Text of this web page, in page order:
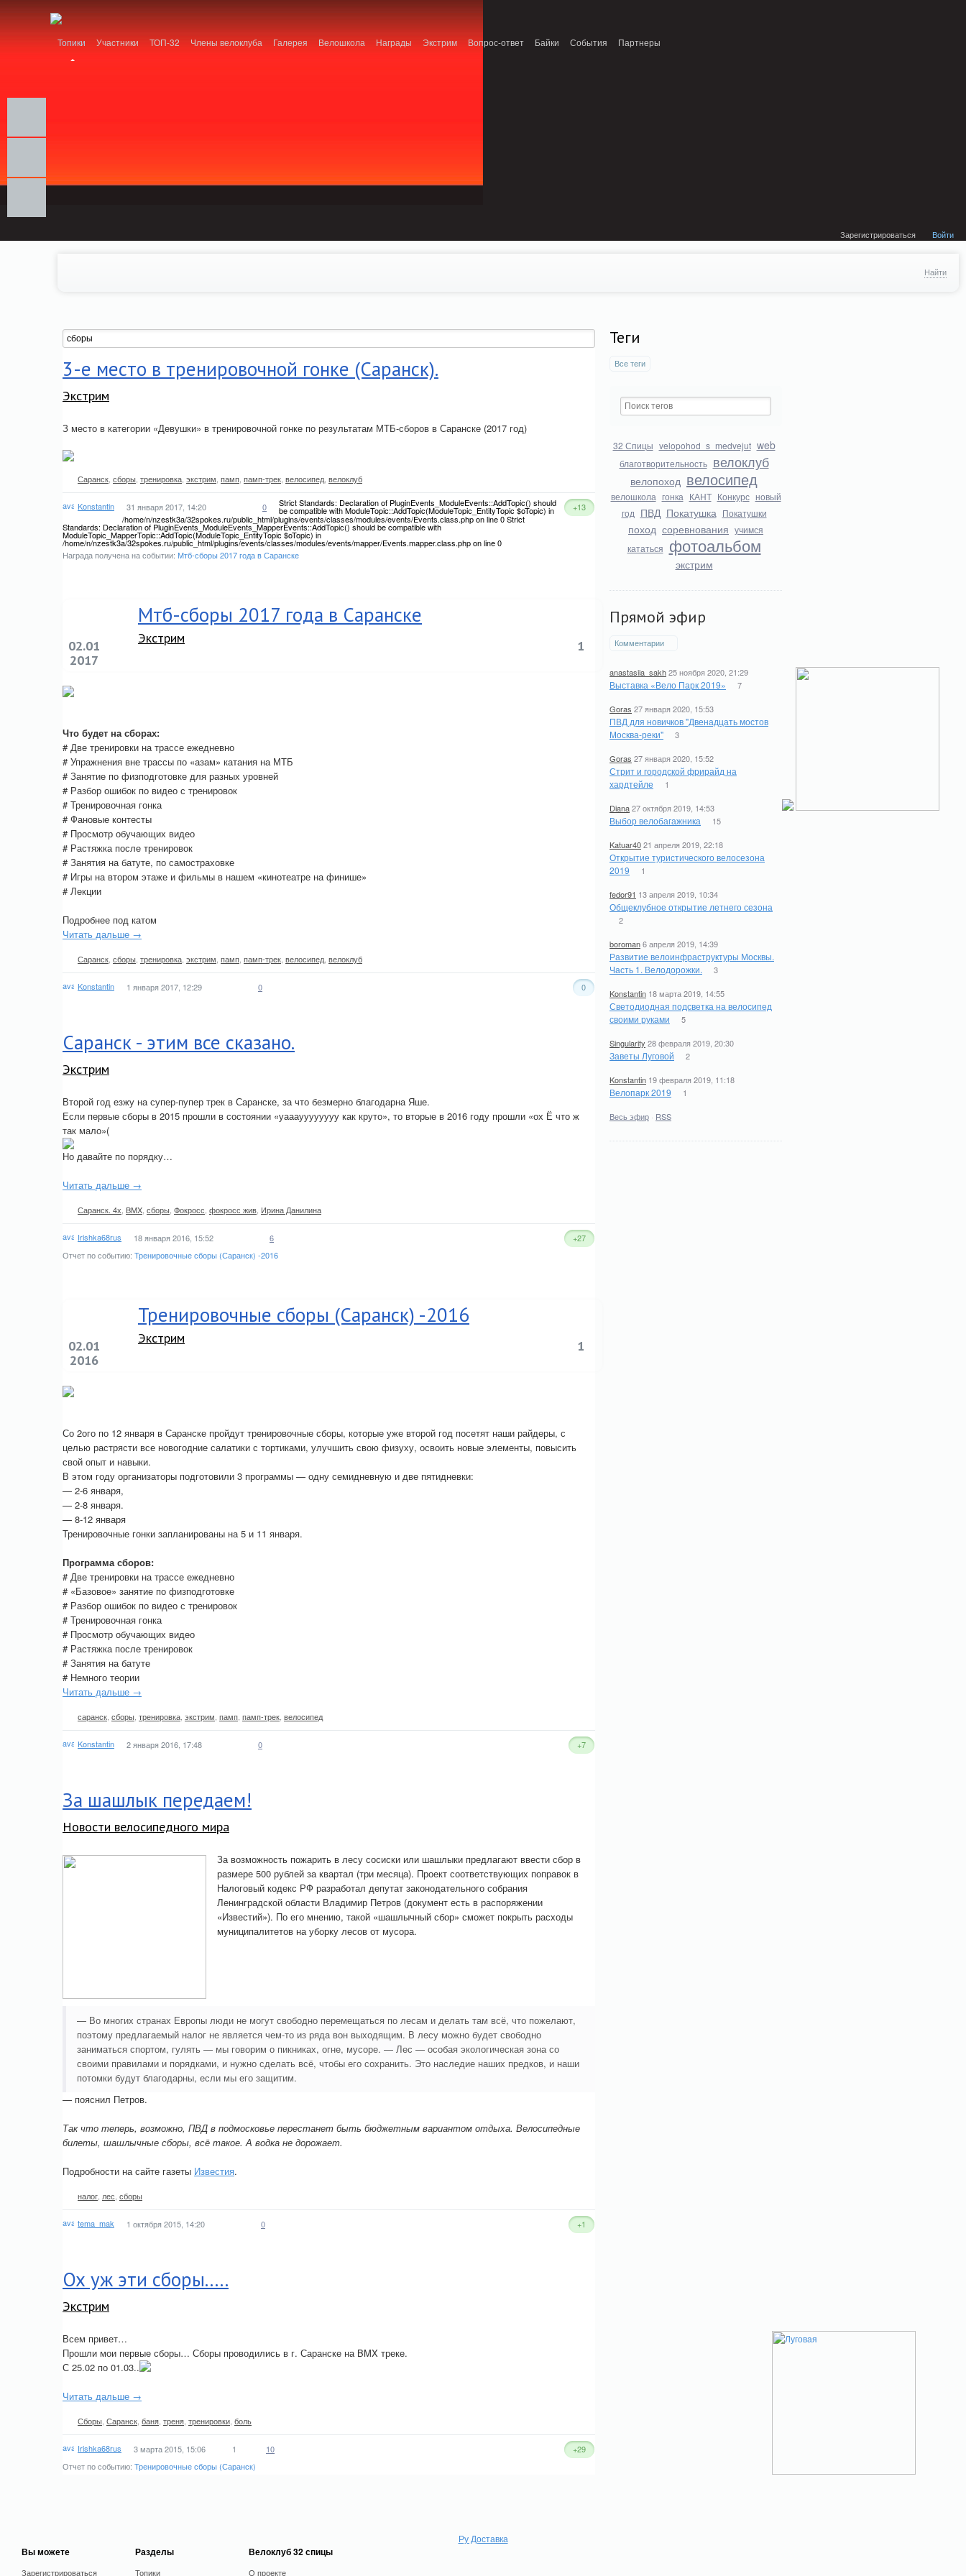
Топики Участники ТОП-32 Члены велоклуба Галерея Велошкола Награды Экстрим Вопрос-ответ Байки События Партнеры
Зарегистрироваться Войти
Найти
Теги
Все теги
32 Спицы velopohod_s_medvejut web
благотворительность велоклуб
велопоход велосипед
велошкола гонка КАНТ Конкурс новый
год ПВД Покатушка Покатушки
поход соревнования учимся
кататься фотоальбом
экстрим
Прямой эфир
Комментарии
anastasiia_sakh25 ноября 2020, 21:29
Выставка «Вело Парк 2019» 7
Goras 27 января 2020, 15:53
ПВД для новичков "Двенадцать мостов
Москва-реки"
3
Goras 27 января 2020, 15:52
Стрит и городской фрирайд на
хардтейле
1
Diana27 октября 2019, 14:53
Выбор велобагажника 15
Katuar4021 апреля 2019, 22:18
Открытие туристического велосезона
2019
1
fedor91 13 апреля 2019, 10:34
Общеклубное открытие летнего сезона
2
boroman6 апреля 2019, 14:39
Развитие велоинфраструктуры Москвы.
Часть 1. Велодорожки.
3
Konstantin 18 марта 2019, 14:55
Светодиодная подсветка на велосипед
своими руками
5
Singularity 28 февраля 2019, 20:30
Заветы Луговой 2
Konstantin 19 февраля 2019, 11:18
Велопарк 2019 1
Весь эфир · RSS
3-е место в тренировочной гонке (Саранск).
Экстрим
З место в категории «Девушки» в тренировочной гонке по результатам МТБ-сборов в Саранске (2017 год)
Саранск сборы тренировка экстрим памп памп-трек велосипед велоклуб
Konstantin 31 января 2017, 14:20 0 +13
Strict Standards: Declaration of PluginEvents_ModuleEvents::AddTopic() should
be compatible with ModuleTopic::AddTopic(ModuleTopic_EntityTopic $oTopic) in
/home/n/nzestk3a/32spokes.ru/public_html/plugins/events/classes/modules/events/Events.class.php on line 0 Strict
Standards: Declaration of PluginEvents_ModuleEvents_MapperEvents::AddTopic() should be compatible with
ModuleTopic_MapperTopic::AddTopic(ModuleTopic_EntityTopic $oTopic) in
/home/n/nzestk3a/32spokes.ru/public_html/plugins/events/classes/modules/events/mapper/Events.mapper.class.php on line 0
Награда получена на событии: Мтб-сборы 2017 года в Саранске
02.01
2017
Мтб-сборы 2017 года в Саранске
Экстрим 1
Что будет на сборах:
# Две тренировки на трассе ежедневно
# Упражнения вне трассы по «азам» катания на МТБ
# Занятие по физподготовке для разных уровней
# Разбор ошибок по видео с тренировок
# Тренировочная гонка
# Фановые контесты
# Просмотр обучающих видео
# Растяжка после тренировок
# Занятия на батуте, по самостраховке
# Игры на втором этаже и фильмы в нашем «кинотеатре на финише»
# Лекции
Подробнее под катом
Читать дальше →
Саранск сборы тренировка экстрим памп памп-трек велосипед велоклуб
Konstantin 1 января 2017, 12:29 0 0
Саранск - этим все сказано.
Экстрим
Второй год езжу на супер-пупер трек в Саранске, за что безмерно благодарна Яше.
Если первые сборы в 2015 прошли в состоянии «уааауууууууу как круто», то вторые в 2016 году прошли «ох Ё что ж
так мало»(
Но давайте по порядку…
Читать дальше →
Саранск. 4х BMX сборы Фокросс фокросс жив Ирина Данилина
Irishka68rus 18 января 2016, 15:52 6
+27
Отчет по событию: Тренировочные сборы (Саранск) -2016
02.01
2016
Тренировочные сборы (Саранск) -2016
Экстрим 1
Со 2ого по 12 января в Саранске пройдут тренировочные сборы, которые уже второй год посетят наши райдеры, с
целью растрясти все новогодние салатики с тортиками, улучшить свою физуху, освоить новые элементы, повысить
свой опыт и навыки.
В этом году организаторы подготовили 3 программы — одну семидневную и две пятидневки:
— 2-6 января,
— 2-8 января.
— 8-12 января
Тренировочные гонки запланированы на 5 и 11 января.
Программа сборов:
# Две тренировки на трассе ежедневно
# «Базовое» занятие по физподготовке
# Разбор ошибок по видео с тренировок
# Тренировочная гонка
# Просмотр обучающих видео
# Растяжка после тренировок
# Занятия на батуте
# Немного теории
Читать дальше →
саранск сборы тренировка экстрим памп памп-трек велосипед
Konstantin 2 января 2016, 17:48 0 +7
За шашлык передаем!
Новости велосипедного мира
За возможность пожарить в лесу сосиски или шашлыки предлагают ввести сбор в
размере 500 рублей за квартал (три месяца). Проект соответствующих поправок в
Налоговый кодекс РФ разработал депутат законодательного собрания
Ленинградской области Владимир Петров (документ есть в распоряжении
«Известий»). По его мнению, такой «шашлычный сбор» сможет покрыть расходы
муниципалитетов на уборку лесов от мусора.
— Во многих странах Европы люди не могут свободно перемещаться по лесам и делать там всё, что пожелают,
поэтому предлагаемый налог не является чем-то из ряда вон выходящим. В лесу можно будет свободно
заниматься спортом, гулять — мы говорим о пикниках, огне, мусоре. — Лес — особая экологическая зона со
своими правилами и порядками, и нужно сделать всё, чтобы его сохранить. Это наследие наших предков, и наши
потомки будут благодарны, если мы его защитим.
— пояснил Петров.
Так что теперь, возможно, ПВД в подмосковье перестанет быть бюджетным вариантом отдыха. Велосипедные
билеты, шашлычные сборы, всё такое. А водка не дорожает.
Подробности на сайте газеты Известия.
налог лес сборы
tema_mak 1 октября 2015, 14:20 0 +1
Ох уж эти сборы.....
Экстрим
Всем привет…
Прошли мои первые сборы… Сборы проводились в г. Саранске на BMX треке.
С 25.02 по 01.03..
Читать дальше →
Сборы Саранск баня треня тренировки боль
Irishka68rus 3 марта 2015, 15:06 1 10
+29
Отчет по событию: Тренировочные сборы (Саранск)
Ру Доставка
Вы можете
Зарегистрироваться
Разделы
Топики
Велоклуб 32 спицы
О проекте